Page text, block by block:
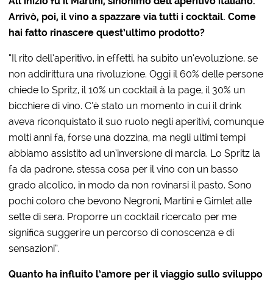
Arrivò, poi, il vino a spazzare via tutti i cocktail. Come
hai fatto rinascere quest’ultimo prodotto?
“Il rito dell’aperitivo, in effetti, ha subìto un’evoluzione, se
non addirittura una rivoluzione. Oggi il 60% delle persone
chiede lo Spritz, il 10% un cocktail à la page, il 30% un
bicchiere di vino. C’è stato un momento in cui il drink
aveva riconquistato il suo ruolo negli aperitivi, comunque
molti anni fa, forse una dozzina, ma negli ultimi tempi
abbiamo assistito ad un’inversione di marcia. Lo Spritz la
fa da padrone, stessa cosa per il vino con un basso
grado alcolico, in modo da non rovinarsi il pasto. Sono
pochi coloro che bevono Negroni, Martini e Gimlet alle
sette di sera. Proporre un cocktail ricercato per me
significa suggerire un percorso di conoscenza e di
sensazioni”.
Quanto ha influito l’amore per il viaggio sullo sviluppo